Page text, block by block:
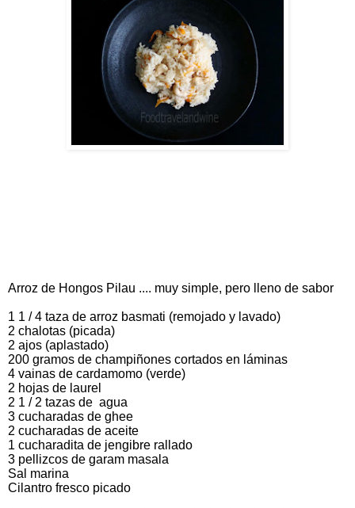
Arroz de Hongos Pilau .... muy simple, pero lleno de sabor
1 1 / 4 taza de arroz basmati (remojado y lavado)
2 chalotas (picada)
2 ajos (aplastado)
200 gramos de champiñones cortados en láminas
4 vainas de cardamomo (verde)
2 hojas de laurel
2 1 / 2 tazas de agua
3 cucharadas de ghee
2 cucharadas de aceite
1 cucharadita de jengibre rallado
3 pellizcos de garam masala
Sal marina
Cilantro fresco picado